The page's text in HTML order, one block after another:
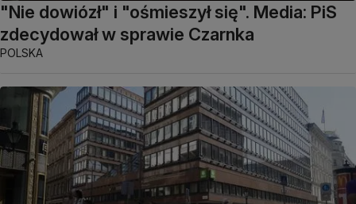
"Nie dowiózł" i "ośmieszył się". Media: PiS
zdecydował w sprawie Czarnka
POLSKA